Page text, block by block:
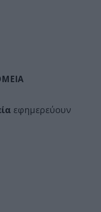
εφημερεύουν